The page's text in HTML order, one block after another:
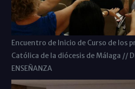
Encuentro de Inicio de Curso de los
Católica de la diócesis de Málaga //
ENSEÑANZA